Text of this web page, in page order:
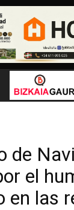
de
el
en las